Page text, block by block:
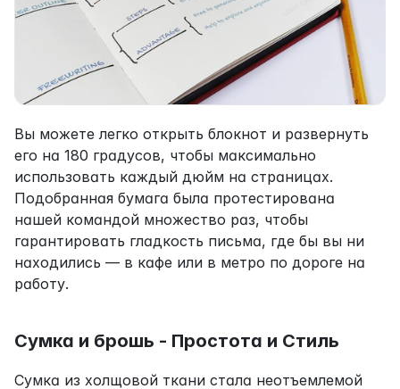
Вы можете легко открыть блокнот и развернуть
его на 180 градусов, чтобы максимально
использовать каждый дюйм на страницах.
Подобранная бумага была протестирована
нашей командой множество раз, чтобы
гарантировать гладкость письма, где бы вы ни
находились — в кафе или в метро по дороге на
работу.
Сумка и брошь - Простота и Стиль
Сумка из холщовой ткани стала неотъемлемой